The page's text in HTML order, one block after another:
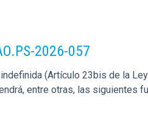
2026-057
(Artículo 23bis de la
entre otras, las siguientes